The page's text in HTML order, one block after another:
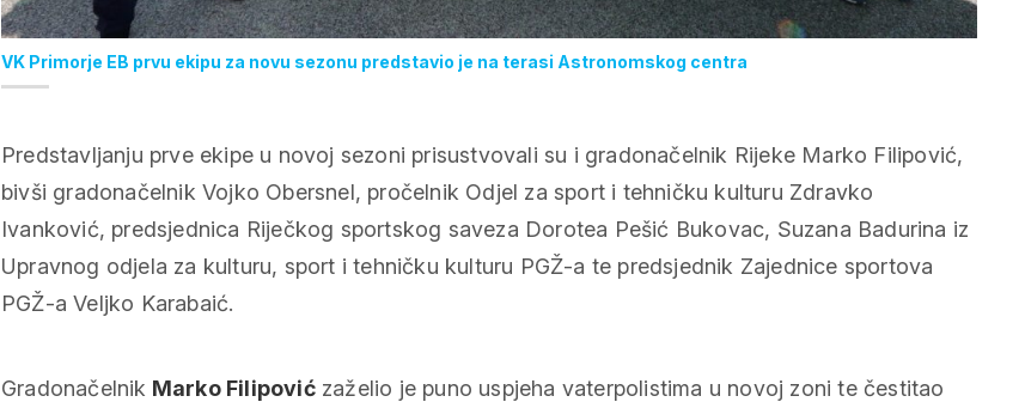
VK Primorje EB prvu ekipu za novu sezonu predstavio je na terasi Astronomskog centra
Predstavljanju prve ekipe u novoj sezoni prisustvovali su i gradonačelnik Rijeke Marko Filipović,
bivši gradonačelnik Vojko Obersnel, pročelnik Odjel za sport i tehničku kulturu Zdravko
Ivanković, predsjednica Riječkog sportskog saveza Dorotea Pešić Bukovac, Suzana Badurina iz
Upravnog odjela za kulturu, sport i tehničku kulturu PGŽ-a te predsjednik Zajednice sportova
PGŽ-a Veljko Karabaić.
Gradonačelnik Marko Filipovićzaželio je puno uspjeha vaterpolistima u novoj zoni te čestitao